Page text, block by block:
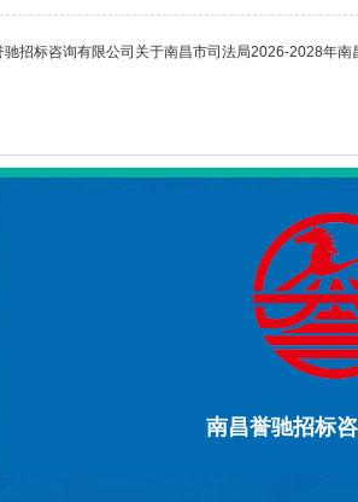
驰招标咨询有限公司关于南昌市司法局2026-2028年
南昌誉驰招标